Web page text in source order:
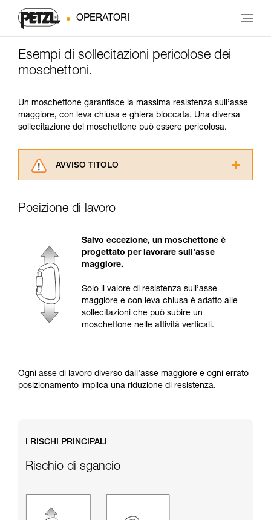
OPERATORI
Esempi di sollecitazioni pericolose dei
moschettoni.
Un moschettone garantisce la massima resistenza sull’asse
maggiore, con leva chiusa e ghiera bloccata. Una diversa
sollecitazione del moschettone può essere pericolosa.
AVVISO TITOLO
consultarlo. Dovete aver compreso le
capire queste ulteriori informazioni.
La padronanza di queste tecniche richiede una
formazione ed un addestramento specifico.
Verificate con un professionista la vostra
capacità di rifare la manovra, da soli, in piena
sicurezza, prima di riprodurla autonomamente.
Forniamo esempi di tecniche relative alla vostra
attività. Ne possono esistere altre che non
Posizione di lavoro
Salvo eccezione, un moschettone è
progettato per lavorare sull’asse
maggiore.
Solo il valore di resistenza sull’asse
maggiore e con leva chiusa è adatto alle
sollecitazioni che può subire un
moschettone nelle attività verticali.
Ogni asse di lavoro diverso dall’asse maggiore e ogni errato
posizionamento implica una riduzione di resistenza.
I RISCHI PRINCIPALI
Rischio di sgancio